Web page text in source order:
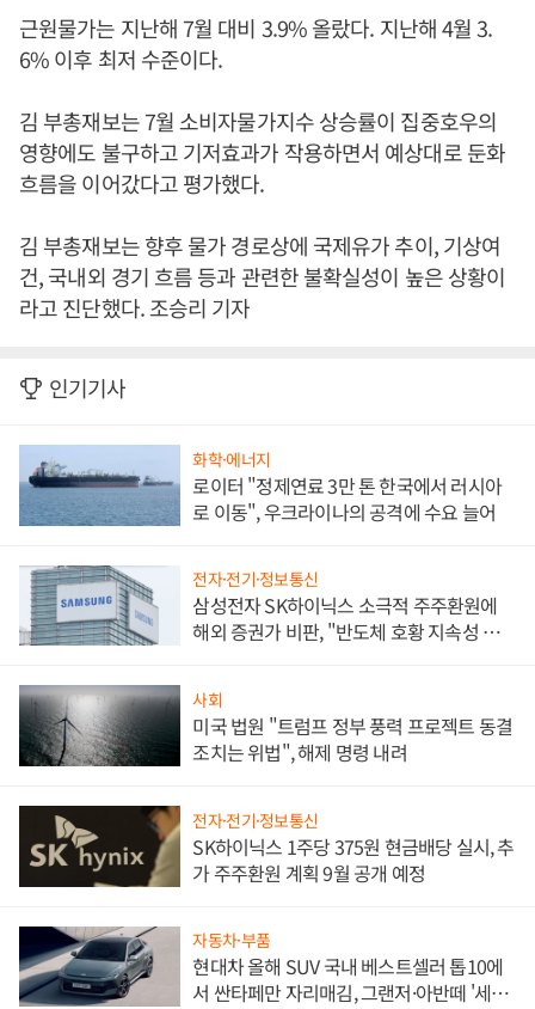
근원물가는 지난해 7월 대비 3.9% 올랐다. 지난해 4월 3.
6% 이후 최저 수준이다.
김 부총재보는 7월 소비자물가지수 상승률이 집중호우의
영향에도 불구하고 기저효과가 작용하면서 예상대로 둔화
흐름을 이어갔다고 평가했다.
김 부총재보는 향후 물가 경로상에 국제유가 추이, 기상여
건, 국내외 경기 흐름 등과 관련한 불확실성이 높은 상황이
라고 진단했다. 조승리 기자
인기기사
화학·에너지
로이터 "정제연료 3만 톤 한국에서 러시아
로 이동", 우크라이나의 공격에 수요 늘어
전자·전기·정보통신
삼성전자 SK하이닉스 소극적 주주환원에
해외 증권가 비판, "반도체 호황 지속성 의
사회
미국 법원 "트럼프 정부 풍력 프로젝트 동결
조치는 위법", 해제 명령 내려
전자·전기·정보통신
SK하이닉스 1주당 375원 현금배당 실시, 추
가 주주환원 계획 9월 공개 예정
자동차·부품
현대차 올해 SUV 국내 베스트셀러 톱10에
서 싼타페만 자리매김, 그랜저·아반떼 '세단